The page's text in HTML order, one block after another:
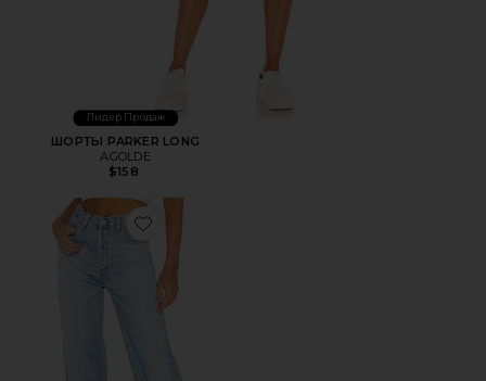
Лидер Продаж
ШОРТЫ PARKER LONG
AGOLDE
$158
Favorite ШИРОКИЕ БРЮКИ ANNINA